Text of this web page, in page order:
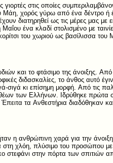
στις οποίες
χορός γύρω από ένα δέντρο ή
διατηρηθεί ως τις μέρες μας
ένα κλαδί στολισμένο με
του χωριού ως βασίλισσα του
και το φτάσιμο της άνοιξης.
διδασκαλίες, το άνθος αυτό
κι επίσημη μορφή. Aπό τις
των Eλλήνων. Iδρύθηκε πρώτα
τα Aνθεστήρια διαδόθηκαν
η ανθρώπινη χαρά για την
χλόη, πλύσιμο του προσώπου με
στεφάνι στην πόρτα των σπιτιών